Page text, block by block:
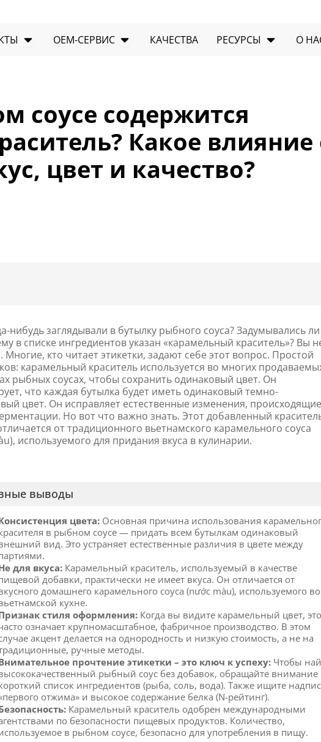
Открыть ПРОДУКТЫ
OEM-СЕРВИС Открыть OEM-сервис
КАЧЕСТВА РЕСУРСЫ О
соусе содержится
Какое влияние
цвет и качество?
нибудь заглядывали в бутылку рыбного соуса? Задумывались ли
в списке ингредиентов указан «карамельный краситель»? Вы
Многие, кто читает этикетки, задают себе этот вопрос. Простой
карамельный краситель используется во многих
рыбных соусах, чтобы сохранить одинаковый цвет. Он
что каждая бутылка будет иметь одинаковый темно-
цвет. Он исправляет естественные изменения,
Но вот что важно знать. Этот добавленный
от традиционного вьетнамского карамельного соуса
используемого для придания вкуса в кулинарии.
выводы
цвета: Основная причина использования
в рыбном соусе — придать всем бутылкам одинаковый
вид. Это устраняет естественные различия в цвете между
для вкуса: Карамельный краситель, используемый в качестве
добавки, практически не имеет вкуса. Он отличается от
домашнего карамельного соуса (nước màu), используемого во
кухне.
стиля оформления: Когда вы видите карамельный цвет, это
означает крупномасштабное, фабричное производство. В этом
акцент делается на однородность и низкую стоимость, а не на
ручные методы.
прочтение этикетки – это ключ к успеху: Чтобы
рыбный соус без добавок, обращайте внимание
список ингредиентов (рыба, соль, вода). Также ищите
отжима» и высокое содержание белка (N-рейтинг).
Карамельный краситель одобрен международными
по безопасности пищевых продуктов. Количество,
в рыбном соусе, безопасно для употребления в пищу.